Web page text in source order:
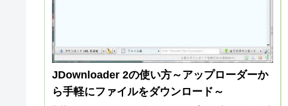
JDownloader 2の使い方～アップローダーか
ら手軽にファイルをダウンロード～